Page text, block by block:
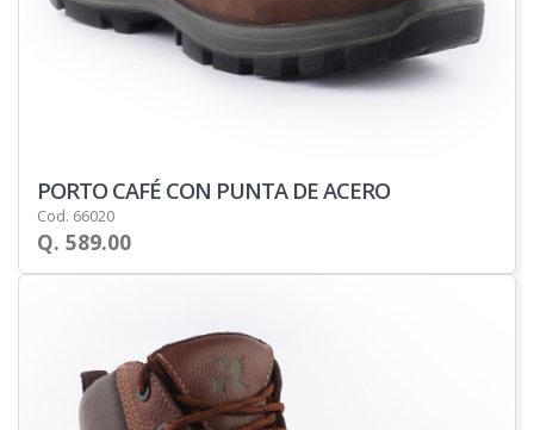
PORTO CAFÉ CON PUNTA DE ACERO
Cod. 66020
Q. 589.00